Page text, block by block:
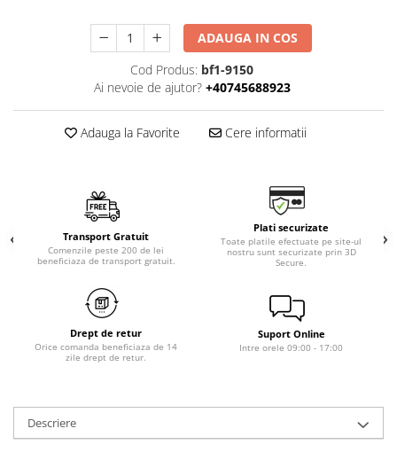
ADAUGA IN COS
Cod Produs: bf1-9150
Ai nevoie de ajutor? +40745688923
Adauga la Favorite Cere informatii
Transport Gratuit
Comenzile peste 200 de lei
beneficiaza de transport gratuit.
Plati securizate
Toate platile efectuate pe site-ul
nostru sunt securizate prin 3D
Secure.
Drept de retur
Orice comanda beneficiaza de 14
zile drept de retur.
Suport Online
Intre orele 09:00 - 17:00
Descriere